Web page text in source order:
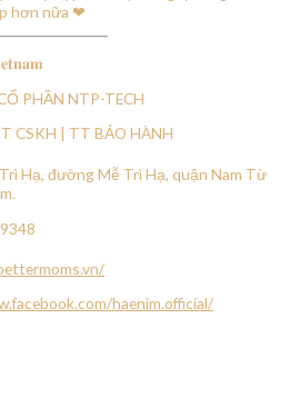
hơn nữa ❤
PHẦN NTP-TECH
CSKH | TT BẢO HÀNH
Hạ, đường Mễ Trì Hạ, quận Nam Từ
haenim.official/